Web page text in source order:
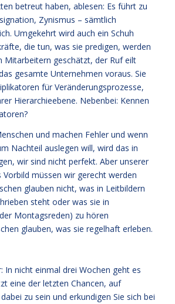
betreut haben, ablesen: Es führt zu
Zynismus – sämtlich
Umgekehrt wird auch ein Schuh
die tun, was sie predigen, werden
Mitarbeitern geschätzt, der Ruf eilt
gesamte Unternehmen voraus. Sie
für Veränderungsprozesse,
Hierarchieebene. Nebenbei: Kennen
und machen Fehler und wenn
Nachteil auslegen will, wird das in
wir sind nicht perfekt. Aber unserer
müssen wir gerecht werden
glauben nicht, was in Leitbildern
steht oder was sie in
Montagsreden) zu hören
glauben, was sie regelhaft erleben.
In nicht einmal drei Wochen geht es
eine der letzten Chancen, auf
zu sein und erkundigen Sie sich bei